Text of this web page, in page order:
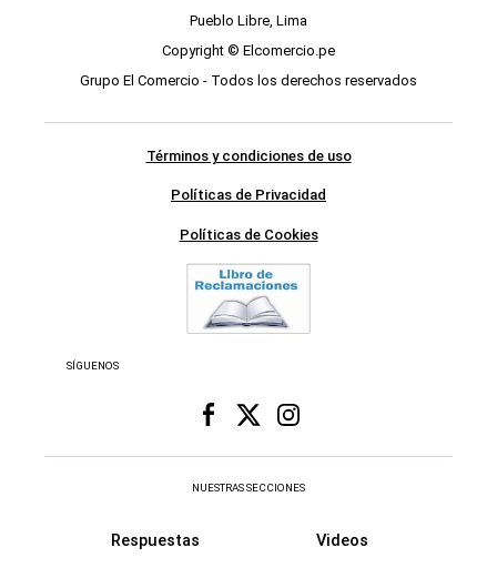
Pueblo Libre, Lima
Copyright © Elcomercio.pe
Grupo El Comercio - Todos los derechos reservados
Términos y condiciones de uso
Políticas de Privacidad
Políticas de Cookies
SÍGUENOS
NUESTRAS SECCIONES
Respuestas Videos